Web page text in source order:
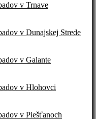
v Trnave
v Dunajskej Strede
v Galante
v Hlohovci
v Piešťanoch